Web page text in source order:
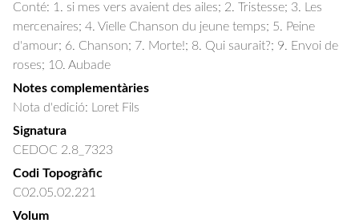
Conté: 1. si mes vers avaient des ailes; 2. Tristesse; 3. Les
mercenaires; 4. Vielle Chanson du jeune temps; 5. Peine
d'amour; 6. Chanson; 7. Morte!; 8. Qui saurait?; 9. Envoi de
roses; 10. Aubade
Notes complementàries
Nota d'edició: Loret Fils
Signatura
CEDOC 2.8_7323
Codi Topogràfic
C02.05.02.221
Volum